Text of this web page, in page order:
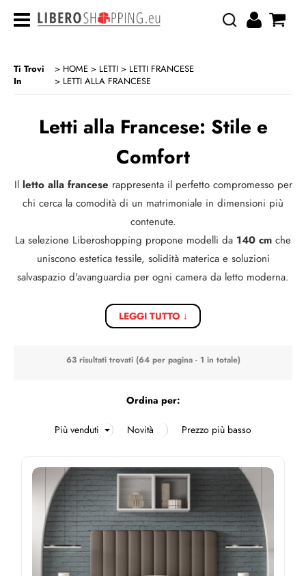
Ti Trovi
In
HOME LETTI
LETTI FRANCESE
LETTI ALLA FRANCESE
Letti alla Francese: Stile e
Comfort
Il letto alla francese rappresenta il perfetto compromesso per
chi cerca la comodità di un matrimoniale in dimensioni più
contenute.
La selezione Liberoshopping propone modelli da 140 cm che
uniscono estetica tessile, solidità materica e soluzioni
salvaspazio d'avanguardia per ogni camera da letto moderna.
LEGGI TUTTO ↓
63 risultati trovati (64 per pagina - 1 in totale)
Ordina per: